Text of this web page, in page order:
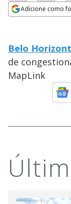
Adicione como
Belo
de
MapLink